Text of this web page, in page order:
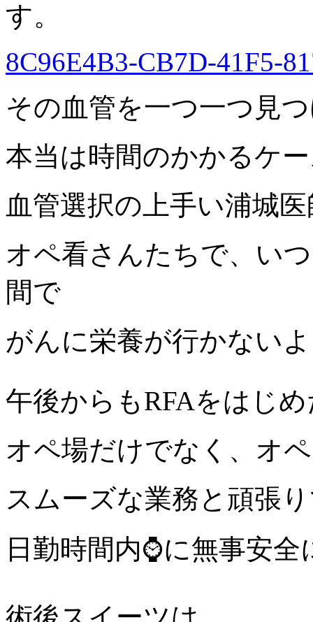
す。
8C96E4B3-CB7D-41F5-
その血管を一つ一つ見
本当は時間のかかるケ
血管選択の上手い浦城
オペ看さんたちで、い
間で
がんに栄養が行かない
午後からもRFAをはじ
オペ場だけでなく、オ
スムーズな業務と頑張
日勤時間内⌚️に無事安